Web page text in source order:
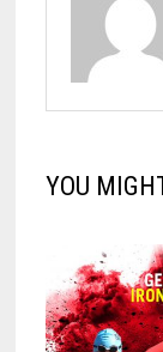
YOU